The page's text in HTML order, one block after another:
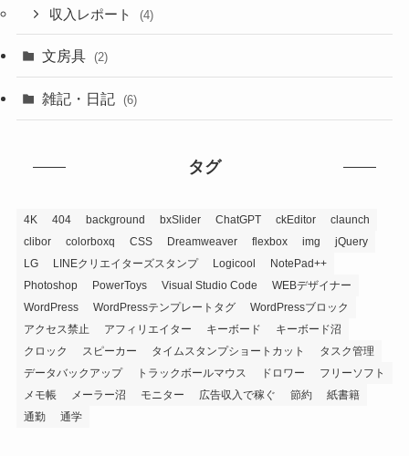
収入レポート (4)
文房具 (2)
雑記・日記 (6)
タグ
4K 404 background bxSlider ChatGPT ckEditor
claunch
clibor
colorboxq CSS Dreamweaver flexbox img
jQuery
LG
LINEクリエイターズスタンプ Logicool
NotePad++
Photoshop
PowerToys Visual Studio Code
WEBデザイナー
WordPress
WordPressテンプレートタグ
WordPressブロック
アクセス禁止
アフィリエイター キーボード
キーボード沼
クロック
スピーカー タイムスタンプショートカット
タスク管理
データバックアップ
トラックボールマウス ドロワー
フリーソフト
メモ帳
メーラー沼 モニター 広告収入で稼ぐ 節約
紙書籍
通勤
通学